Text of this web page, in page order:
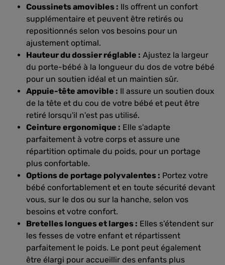
Coussinets amovibles : Ils offrent un confort
supplémentaire et peuvent être retirés ou
repositionnés selon vos besoins pour un
ajustement optimal.
Hauteur du dossier réglable : Ajustez la largeur
du porte-bébé à la longueur du dos de votre bébé
pour un soutien idéal et un maintien sûr.
Appuie-tête amovible : Il assure un soutien doux
de la tête et du cou de votre bébé et peut être
retiré lorsqu'il n'est pas utilisé.
Ceinture ergonomique : Elle s'adapte
parfaitement à votre corps et assure une
répartition optimale du poids, pour un portage
plus confortable.
Options de portage polyvalentes : Portez votre
bébé confortablement et en toute sécurité devant
vous, sur le dos ou sur la hanche, selon vos
besoins et votre confort.
Bretelles longues et larges : Elles s'étendent sur
les fesses de votre enfant et répartissent
parfaitement le poids. Le pont peut également
être élargi pour accueillir des enfants plus